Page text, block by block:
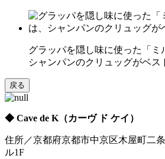
グラッパを隠し味に使った「ミ
シャンパンのクリュッグがベス
戻る
◆ Cave de K（カーヴ ド ケイ）
住所／京都府京都市中京区木屋町二
ル1F